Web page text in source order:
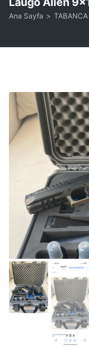
Ana Sayfa TABANCA